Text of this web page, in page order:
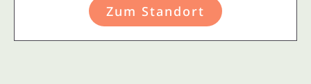
Zum Standort